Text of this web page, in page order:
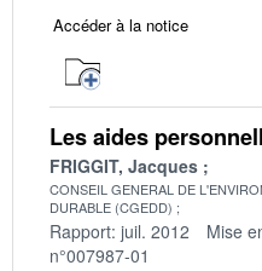
Accéder à la notice
Les aides
FRIGGIT, Jacques
CONSEIL GENERAL DE
DURABLE (CGEDD)
Rapport: juil. 2012 Mise
n°007987-01